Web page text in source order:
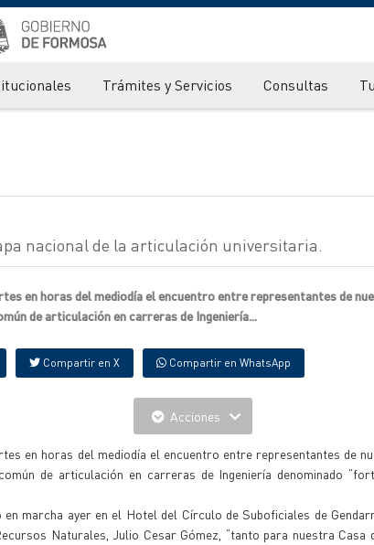
Trámites y Servicios Consultas
nacional de la articulación universitaria.
en horas del mediodía el encuentro entre representantes de
de articulación en carreras de Ingeniería...
Compartir en X Compartir en WhatsApp
Acciones
en horas del mediodía el encuentro entre representantes de
de articulación en carreras de Ingeniería denominado
en marcha ayer en el Hotel del Círculo de Suboficiales de
Naturales, Julio Cesar Gómez, “tanto para nuestra